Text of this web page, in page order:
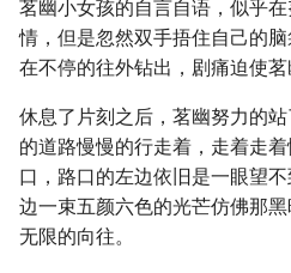
茗幽小女孩的自言自语，似乎
情，但是忽然双手捂住自己的
在不停的往外钻出，剧痛迫使茗
休息了片刻之后，茗幽努力的
的道路慢慢的行走着，走着走
口，路口的左边依旧是一眼望
边一束五颜六色的光芒仿佛那
无限的向往。